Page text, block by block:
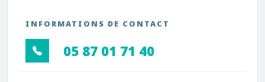
INFORMATIONS DE CONTACT
05 87 01 71 40